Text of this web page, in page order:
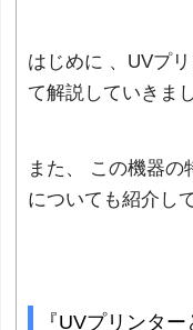
はじめに 、UVプ
て解説していきま
また、 この機器
についても紹介し
『UVプリンター